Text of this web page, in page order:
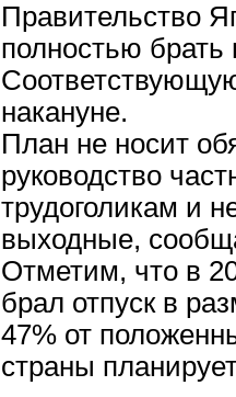
Правительство
полностью
накануне.
План не носит
руководство
трудоголикам и
выходные,
Отметим, что в
брал отпуск в
47% от
страны